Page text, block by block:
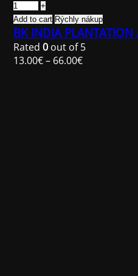
Add to cart Rýchly nákup
BK INDIA PLANTATION
Rated0 out of 5
13.00€– 66.00€